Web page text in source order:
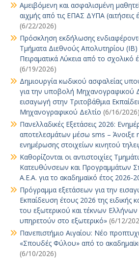
Αμειβόμενη και ασφαλισμένη
αιχμής από τις ΕΠΑΣ ΔΥΠΑ (αιτήσεις
(6/22/2026)
Πρόσκληση εκδήλωσης
Τμήματα Διεθνούς Απολυτηρίου
Πειραματικά Λύκεια από το σχολικό
(6/19/2026)
Δημιουργία κωδικού ασφαλείας
για την υποβολή Μηχανογραφικού
εισαγωγή στην Τριτοβάθμια
Μηχανογραφικού Δελτίο (6/16/2026)
Πανελλαδικές Εξετάσεις 2026:
αποτελεσμάτων μέσω sms – Άνοιξε
ενημέρωσης στοιχείων κινητού
Καθορίζονται οι αντιστοιχίες
Κατευθύνσεων και Προγραμμάτων
Α.Ε.Α. για το ακαδημαϊκό έτος 2026-
Πρόγραμμα εξετάσεων για την
Εκπαίδευση έτους 2026 της ειδικής
του εξωτερικού και τέκνων
υπηρετούν στο εξωτερικό» (6/12/
Πανεπιστήμιο Αιγαίου: Νέο
«Σπουδές Φύλου» από το
(6/10/2026)